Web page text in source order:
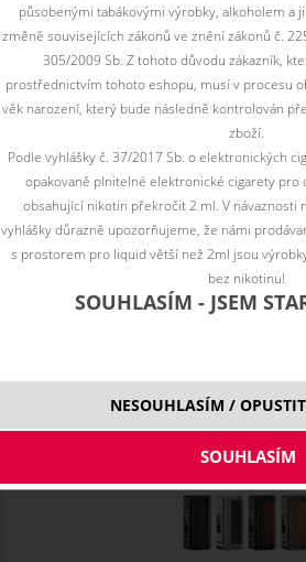
VooPoo VMATE E POD -
Lost Vape THELEMA
působenými tabákovými výrobky, alkoholem a
změně souvisejících zákonů ve znění zákonů č.
305/2009 Sb. Z tohoto důvodu zákazník,
prostřednictvím tohoto eshopu, musí v procesu
věk narození, který bude následně kontrolován
zboží.
Podle vyhlášky č. 37/2017 Sb. o elektronických
opakovaně plnitelné elektronické cigarety pro
obsahující nikotin překročit 2 ml. V návaznosti
vyhlášky důrazně upozorňujeme, že námi
s prostorem pro liquid větší než 2ml jsou
bez nikotinu!
SOUHLASÍM - JSEM
NESOUHLASÍM /